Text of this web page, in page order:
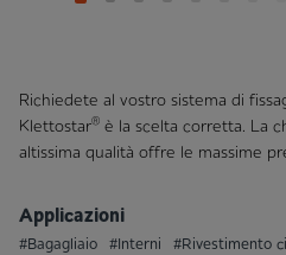
Richiedete al vostro sistema di
Klettostar® è la scelta corretta. La
altissima qualità offre le massime
Applicazioni
#Bagagliaio #Interni #Rivestimento